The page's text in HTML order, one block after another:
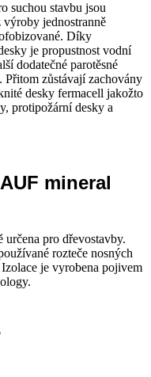
suchou stavbu jsou
výroby jednostranně
Díky
je propustnost vodní
dodatečné parotěsné
zůstávají zachovány
desky fermacell jakožto
protipožární desky a
mineral
určena pro dřevostavby.
rozteče nosných
je vyrobena pojivem